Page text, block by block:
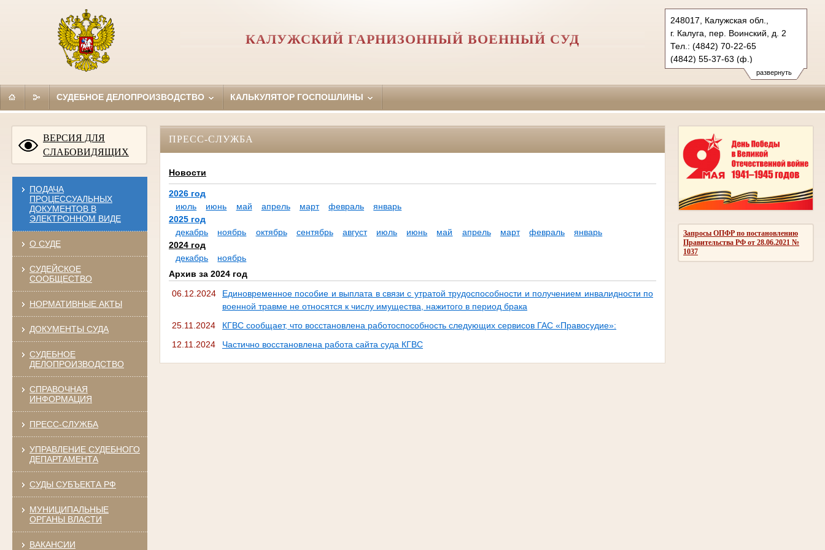
развернуть
248017, Калужская обл.,
г. Калуга, пер. Воинский, д. 2
Тел.: (4842) 70-22-65
(4842) 55-37-63 (ф.)
kgvs.klg@sudrf.ru
КАЛУЖСКИЙ ГАРНИЗОННЫЙ ВОЕННЫЙ СУД
СУДЕБНОЕ ДЕЛОПРОИЗВОДСТВО КАЛЬКУЛЯТОР ГОСПОШЛИНЫ
ВЕРСИЯ ДЛЯ
СЛАБОВИДЯЩИХ
ПОДАЧА
ПРОЦЕССУАЛЬНЫХ
ДОКУМЕНТОВ В
ЭЛЕКТРОННОМ ВИДЕ
О СУДЕ
СУДЕЙСКОЕ
СООБЩЕСТВО
НОРМАТИВНЫЕ АКТЫ
ДОКУМЕНТЫ СУДА
СУДЕБНОЕ
ДЕЛОПРОИЗВОДСТВО
СПРАВОЧНАЯ
ИНФОРМАЦИЯ
ПРЕСС-СЛУЖБА
УПРАВЛЕНИЕ СУДЕБНОГО
ДЕПАРТАМЕНТА
СУДЫ СУБЪЕКТА РФ
МУНИЦИПАЛЬНЫЕ
ОРГАНЫ ВЛАСТИ
ВАКАНСИИ
Запросы ОПФР по постановлению
Правительства РФ от 28.06.2021 №
1037
ПРЕСС-СЛУЖБА
Новости
2026 год
июль
июнь май апрель март февраль
январь
2025 год
декабрь
ноябрь октябрь сентябрь август июль июнь май апрель март февраль
январь
2024 год
декабрь
ноябрь
Архив за 2024 год
06.12.2024
Единовременное пособие и выплата в связи с утратой трудоспособности и получением инвалидности по
военной травме не относятся к числу имущества, нажитого в период брака
25.11.2024
КГВС сообщает, что восстановлена работоспособность следующих сервисов ГАС «Правосудие»:
12.11.2024
Частично восстановлена работа сайта суда КГВС